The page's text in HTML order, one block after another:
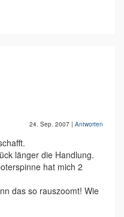
24. Sep. 2007 | Antworten
länger die Handlung.
hat mich 2
das so rauszoomt! Wie